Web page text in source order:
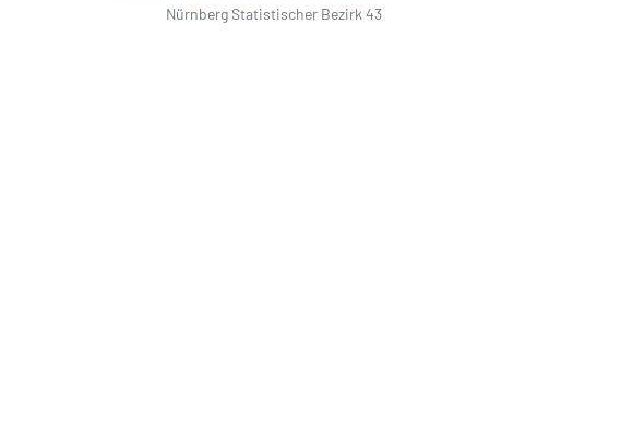
Nürnberg Statistischer Bezirk 43